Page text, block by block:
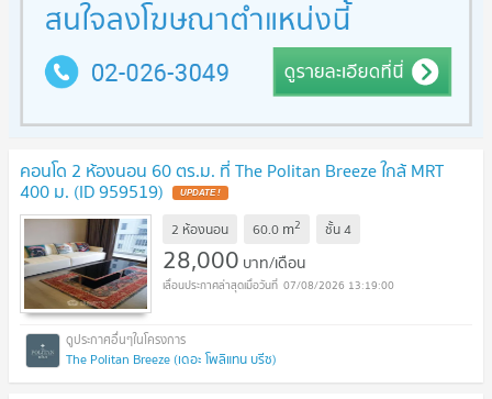
คอนโด 2 ห้องนอน 60 ตร.ม. ที่ The Politan Breeze ใกล้ MRT
400 ม. (ID 959519)
2 ห้องนอน 60.0 m2 ชั้น4
28,000 บาท/เดือน
07/08/2026 13:19:00
The Politan Breeze (เดอะ โพลิแทน บรีซ)